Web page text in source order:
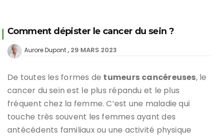
Comment dépister le cancer du sein ?
Aurore Dupont 29 MARS 2023
De toutes les formes de tumeurs cancéreuses, le
cancer du sein est le plus répandu et le plus
fréquent chez la femme. C’est une maladie qui
touche très souvent les femmes ayant des
antécédents familiaux ou une activité physique